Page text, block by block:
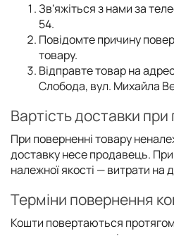
Зв'яжіться з нами за
54.
Повідомте причину
товару.
Відправте товар на
Слобода, вул. Михайла
Вартість доставки при
При поверненні товару
доставку несе продавець.
належної якості — витрати на
Терміни повернення
Кошти повертаються протягом